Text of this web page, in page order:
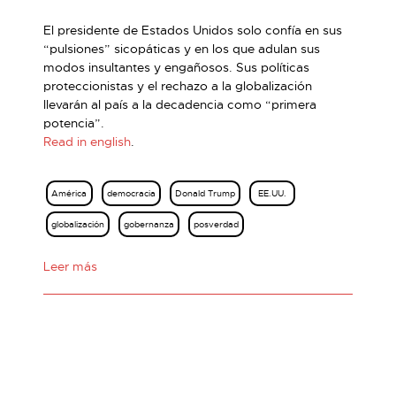
El presidente de Estados Unidos solo confía en sus
“pulsiones” sicopáticas y en los que adulan sus
modos insultantes y engañosos. Sus políticas
proteccionistas y el rechazo a la globalización
llevarán al país a la decadencia como “primera
potencia”.
Read in english.
América democracia Donald Trump EE.UU.
globalización gobernanza posverdad
Leer más